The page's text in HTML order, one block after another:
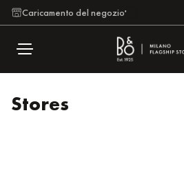
Caricamento del negozio
Stores